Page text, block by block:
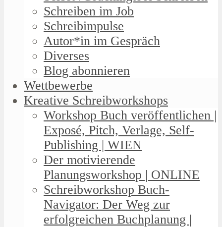
Schreiben im Job
Schreibimpulse
Autor*in im Gespräch
Diverses
Blog abonnieren
Wettbewerbe
Kreative Schreibworkshops
Workshop Buch veröffentlichen |
Exposé, Pitch, Verlage, Self-
Publishing | WIEN
Der motivierende
Planungsworkshop | ONLINE
Schreibworkshop Buch-
Navigator: Der Weg zur
erfolgreichen Buchplanung |